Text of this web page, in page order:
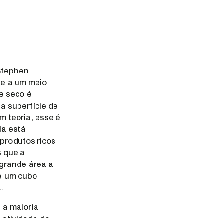
a um meio
seco é
superfície de
teoria, esse é
está
ricos
que a
área a
um cubo
maioria